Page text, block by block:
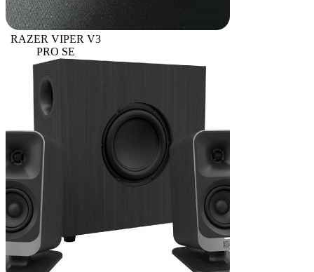
RAZER VIPER V3
PRO SE